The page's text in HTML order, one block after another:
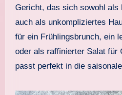
Gericht, das sich sowohl als
auch als unkompliziertes
für ein Frühlingsbrunch, ein
oder als raffinierter Salat für
passt perfekt in die